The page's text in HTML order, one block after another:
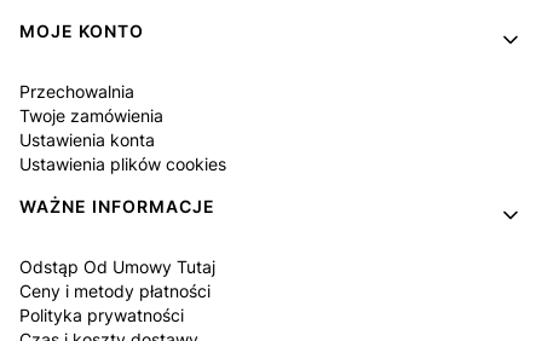
MOJE KONTO
Przechowalnia
Twoje zamówienia
Ustawienia konta
Ustawienia plików cookies
WAŻNE INFORMACJE
Odstąp Od Umowy Tutaj
Ceny i metody płatności
Polityka prywatności